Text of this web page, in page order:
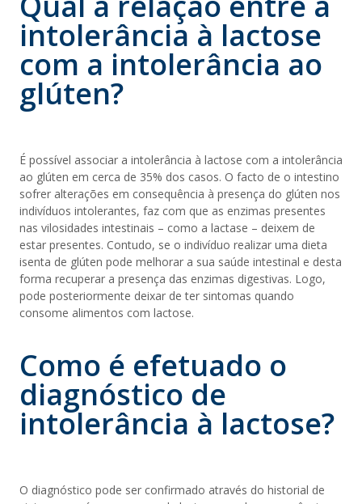
intolerância à lactose
com a intolerância ao
glúten?
É possível associar a intolerância à lactose com a intolerância
ao glúten em cerca de 35% dos casos. O facto de o intestino
sofrer alterações em consequência à presença do glúten nos
indivíduos intolerantes, faz com que as enzimas presentes
nas vilosidades intestinais – como a lactase – deixem de
estar presentes. Contudo, se o indivíduo realizar uma dieta
isenta de glúten pode melhorar a sua saúde intestinal e desta
forma recuperar a presença das enzimas digestivas. Logo,
pode posteriormente deixar de ter sintomas quando
consome alimentos com lactose.
Como é efetuado o
diagnóstico de
intolerância à lactose?
O diagnóstico pode ser confirmado através do historial de